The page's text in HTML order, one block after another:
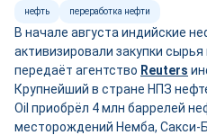
нефть переработка нефти
В начале августа индийские
активизировали закупки
передаёт агентство Reuters
Крупнейший в стране НПЗ
Oil приобрёл 4 млн баррелей
месторождений Немба, Сакси-